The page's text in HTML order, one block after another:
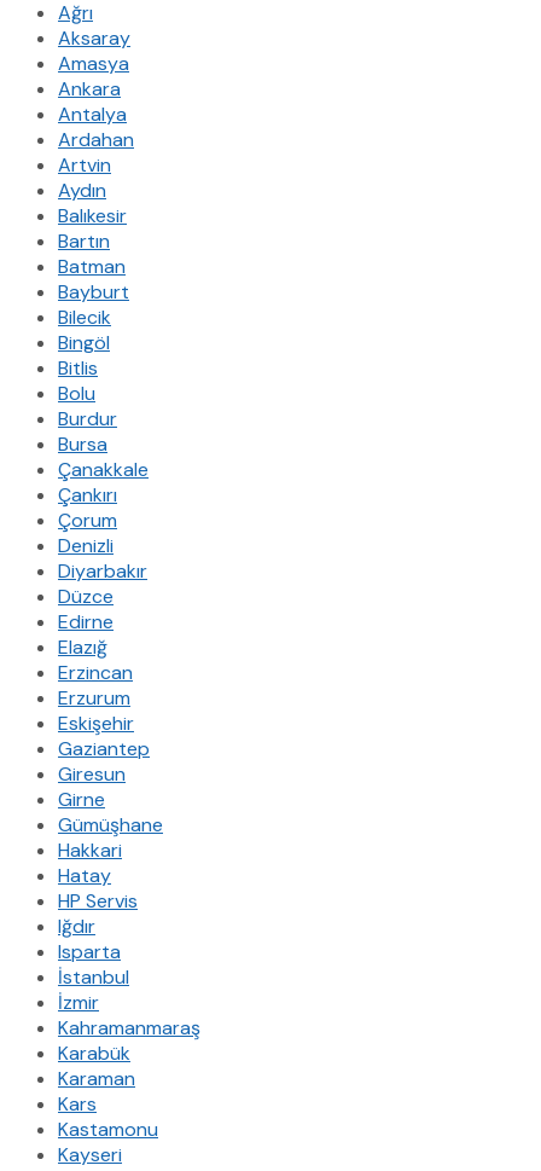
Ağrı
Aksaray
Amasya
Ankara
Antalya
Ardahan
Artvin
Aydın
Balıkesir
Bartın
Batman
Bayburt
Bilecik
Bingöl
Bitlis
Bolu
Burdur
Bursa
Çanakkale
Çankırı
Çorum
Denizli
Diyarbakır
Düzce
Edirne
Elazığ
Erzincan
Erzurum
Eskişehir
Gaziantep
Giresun
Girne
Gümüşhane
Hakkari
Hatay
HP Servis
Iğdır
Isparta
İstanbul
İzmir
Kahramanmaraş
Karabük
Karaman
Kars
Kastamonu
Kayseri